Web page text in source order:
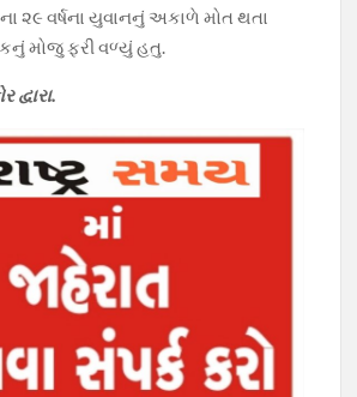
ના ૨૯ વર્ષના યુવાનનું અકાળે મોત થતા
મોજુ ફરી વળ્યું હતુ.